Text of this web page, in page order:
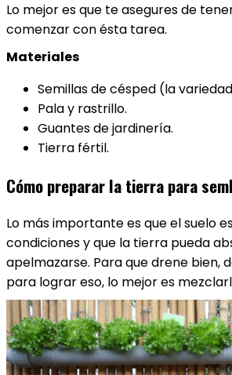
Lo mejor es que te asegures de
comenzar con ésta tarea.
Materiales
Semillas de césped (la
Pala y rastrillo.
Guantes de jardinería.
Tierra fértil.
Cómo preparar la tierra para
Lo más importante es que el suelo
condiciones y que la tierra pueda
apelmazarse. Para que drene bien,
para lograr eso, lo mejor es